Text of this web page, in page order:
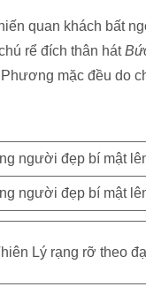
quan khách bất
rể đích thân hát
mặc đều do
Lý rạng rỡ theo